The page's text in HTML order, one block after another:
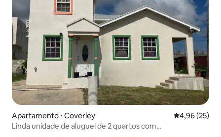
Apartamento ⋅ Coverley 4,96 de uma
4,96 (25)
Linda unidade de aluguel de 2 quartos com